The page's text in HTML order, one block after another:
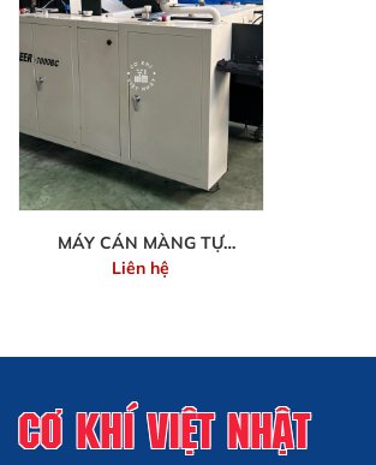
MÁY CÁN MÀNG TỰ
ĐỘNG PIONEER-7000BC
Liên hệ
CƠ KHÍ VIỆT NHẬT